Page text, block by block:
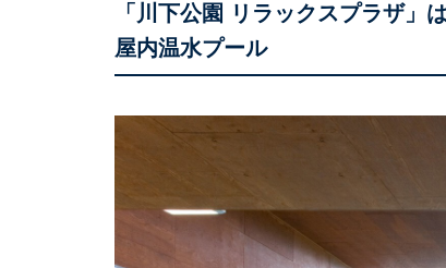
「川下公園 リラックスプラザ」
屋内温水プール